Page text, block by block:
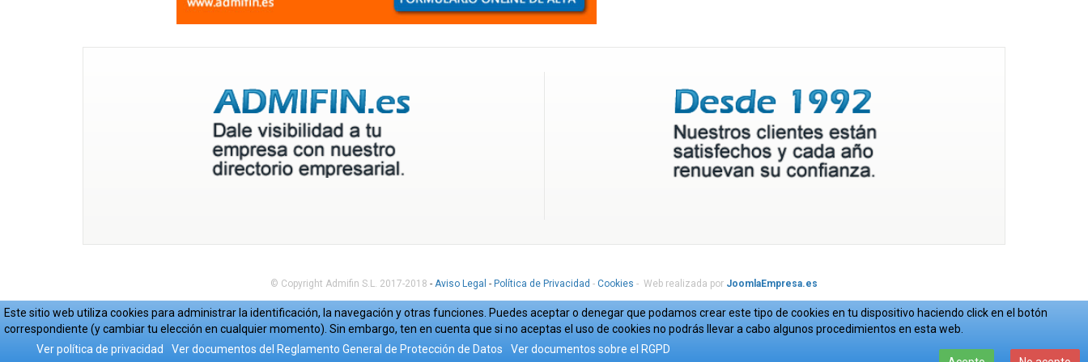
© Copyright Admifin S.L. 2017-2018 - Aviso Legal - Política de Privacidad - Cookies - Web realizada por JoomlaEmpresa.es
Este sitio web utiliza cookies para administrar la identificación, la navegación y otras funciones. Puedes aceptar o denegar que podamos crear este tipo de cookies en tu dispositivo haciendo click en el botón
correspondiente (y cambiar tu elección en cualquier momento). Sin embargo, ten en cuenta que si no aceptas el uso de cookies no podrás llevar a cabo algunos procedimientos en esta web.
Ver política de privacidad
Ver documentos del Reglamento General de Protección de Datos
Ver documentos sobre el RGPD